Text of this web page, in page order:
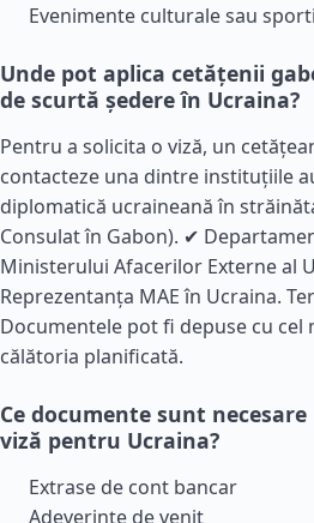
Evenimente culturale sau
Unde pot aplica cetățenii
de scurtă ședere în Ucraina?
Pentru a solicita o viză, un
contacteze una dintre instituțiile
diplomatică ucraineană în
Consulat în Gabon). ✔
Ministerului Afacerilor Externe al
Reprezentanța MAE în Ucraina.
Documentele pot fi depuse cu cel
călătoria planificată.
Ce documente sunt
viză pentru Ucraina?
Extrase de cont bancar
Adeverințe de venit